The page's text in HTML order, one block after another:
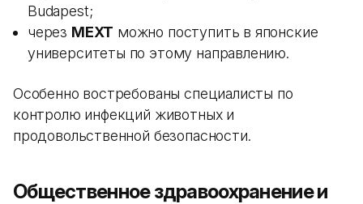
Budapest;
через MEXT можно поступить в японские
университеты по этому направлению.
Особенно востребованы специалисты по
контролю инфекций животных и
продовольственной безопасности.
Общественное здравоохранение и